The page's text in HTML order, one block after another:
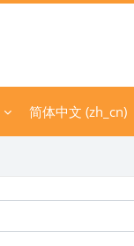
简体中文 ‎(zh_cn)‎